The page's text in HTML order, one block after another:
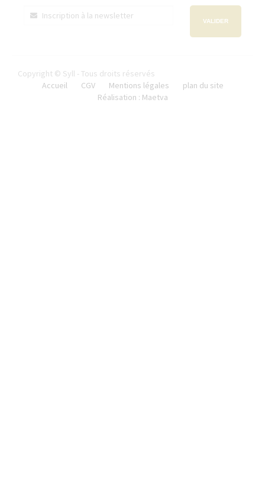
VALIDER
Copyright © Syll - Tous droits réservés
Accueil
CGV Mentions légales
plan du site
Réalisation : Maetva